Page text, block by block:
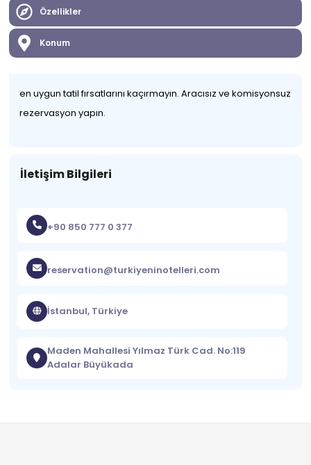
Özellikler
Konum
en uygun tatil fırsatlarını kaçırmayın. Aracısız ve komisyonsuz
rezervasyon yapın.
İletişim Bilgileri
+90 850 777 0 377
reservation@turkiyeninotelleri.com
İstanbul, Türkiye
Maden Mahallesi Yılmaz Türk Cad. No:119
Adalar Büyükada